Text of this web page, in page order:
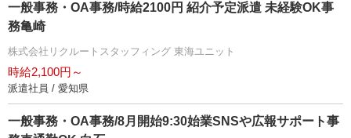
一般事務・OA事務/時給2100円 紹介予定派遣 未経験OK事
務亀崎
株式会社リクルートスタッフィング 東海ユニット
時給2,100円～
派遣社員 / 愛知県
一般事務・OA事務/8月開始9:30始業SNSや広報サポート事